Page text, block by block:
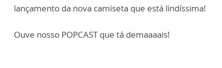
lançamento da nova camiseta que está lindíssima!
Ouve nosso POPCAST que tá demaaaais!